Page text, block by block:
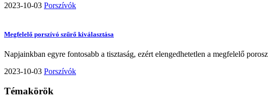
2023-10-03 Porszívók
Megfelelő porszívó szűrő kiválasztása
Napjainkban egyre fontosabb a tisztaság, ezért elengedhetetlen a megfelelő
2023-10-03 Porszívók
Témakörök